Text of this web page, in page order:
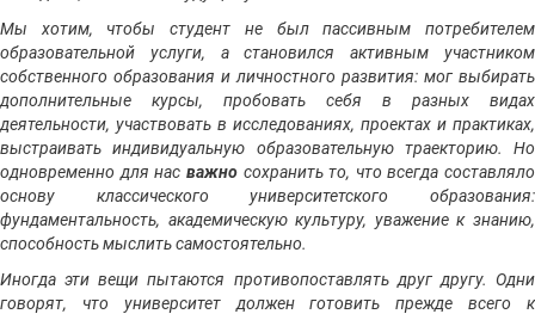
Мы хотим, чтобы студент не был пассивным потребителем
образовательной услуги, а становился активным участником
собственного образования и личностного развития: мог выбирать
дополнительные курсы, пробовать себя в разных видах
деятельности, участвовать в исследованиях, проектах и практиках,
выстраивать индивидуальную образовательную траекторию. Но
одновременно для нас важно сохранить то, что всегда составляло
основу классического университетского образования:
фундаментальность, академическую культуру, уважение к знанию,
способность мыслить самостоятельно.
Иногда эти вещи пытаются противопоставлять друг другу. Одни
говорят, что университет должен готовить прежде всего к